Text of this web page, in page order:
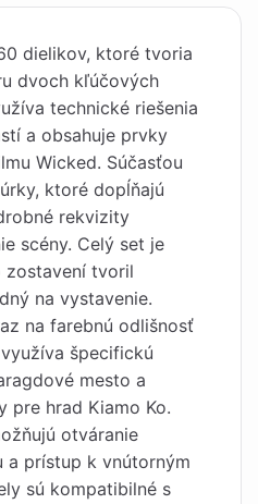
dielikov, ktoré tvoria
dvoch kľúčových
technické riešenia
a obsahuje prvky
Wicked. Súčasťou
ktoré dopĺňajú
rekvizity
scény. Celý set je
zostavení tvoril
na vystavenie.
na farebnú odlišnosť
špecifickú
mesto a
pre hrad Kiamo Ko.
otváranie
a prístup k vnútorným
sú kompatibilné s